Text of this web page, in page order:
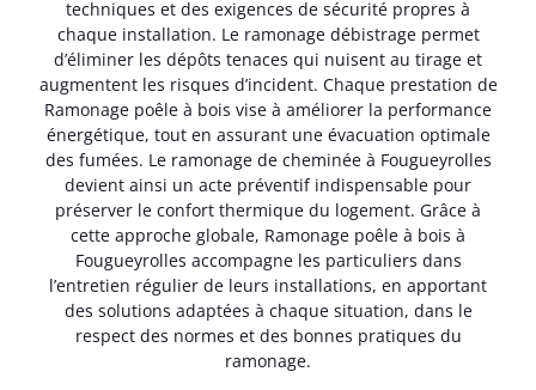
techniques et des exigences de sécurité propres à
chaque installation. Le ramonage débistrage permet
d’éliminer les dépôts tenaces qui nuisent au tirage et
augmentent les risques d’incident. Chaque prestation de
Ramonage poêle à bois vise à améliorer la performance
énergétique, tout en assurant une évacuation optimale
des fumées. Le ramonage de cheminée à Fougueyrolles
devient ainsi un acte préventif indispensable pour
préserver le confort thermique du logement. Grâce à
cette approche globale, Ramonage poêle à bois à
Fougueyrolles accompagne les particuliers dans
l’entretien régulier de leurs installations, en apportant
des solutions adaptées à chaque situation, dans le
respect des normes et des bonnes pratiques du
ramonage.